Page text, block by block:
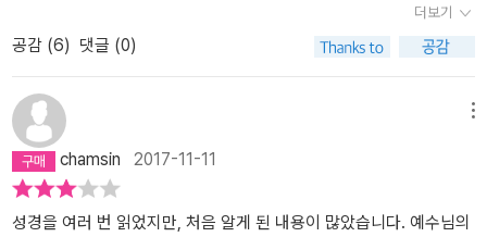
나오기를 권유할 때 나올만한 질문들과 그 대답이 이 책 속에 과학의
논리적인 접근 방식으로 논증되어 있었습니다. 2000여년 전에 왔다
갔던 예수님 존재의 사실 여부나 인생의 좋은 스승 정도를 넘어선, 죄
인인 나를 위하여 고통받고 죽으시고 부활하신 구원자로서의 예수님
과 그 구원자를 보내야 했던 아버지의 마음을 다시 확인 할 수 있었습
니다. 수의와 머리 수건의 분리된 상황이 부활하심의 근거로 설명되
는 부분이 지식적으로도 도움이 되었고, 예수님의 부활 이후의 제자
들의 태도가 담대하게 변화한 것을 깨달으면서 제 자신을 되짚어 보
문입니다.그런 우리에게 존 스토트라는 좋은 안내자가 나타났습니다.
저자인 존스토트는 영국 성공회 신부입니다. (목사라고 대부분 알고
있지만, 정확하게는 성공회 신부입니다. 영국 성공회는 천주교와는
달리 개신교의 한 교파입니다. 그래서 그냥 목사라고 부르는 것입니
다.) 어떤 사람이 그를 가리켜 '복음주의계의 교황'이라고 표현한 적이
있을 만큼, 복음주의에서 큰 영향력을 미친 사람입니다. 우리 나라에
도 많은 책과 설교를 통해 매우 많은 영향을 끼쳤지요. 성경에 대한 탁
월한 이해, 하나님과 사람들에 대한 사랑, 개방적인 자세와 겸손한 인
더보기
공감 (6) 댓글 (0)
chamsin 2017-11-11
성경을 여러 번 읽었지만, 처음 알게 된 내용이 많았습니다. 예수님의